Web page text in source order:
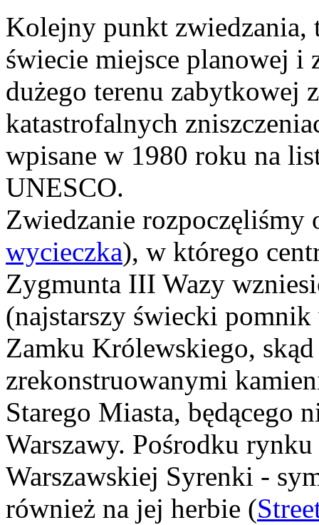
Kolejny punkt zwiedzania,
świecie miejsce planowej i
dużego terenu zabytkowej
katastrofalnych
wpisane w 1980 roku na
UNESCO.
Zwiedzanie rozpoczęliśmy
wycieczka), w którego
Zygmunta III Wazy
(najstarszy świecki pomnik
Zamku Królewskiego,
zrekonstruowanymi
Starego Miasta, będącego
Warszawy. Pośrodku
Warszawskiej Syrenki -
również na jej herbie (